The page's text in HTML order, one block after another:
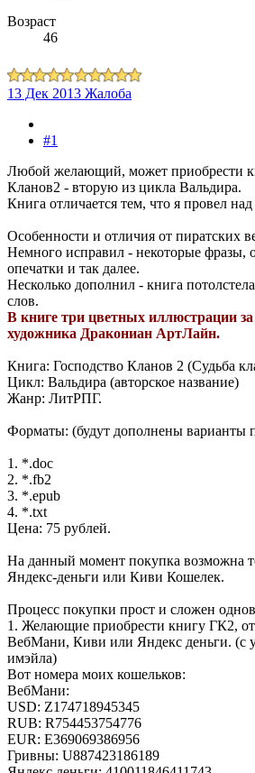
Возраст
46
13 Дек 2013 Жалоба
#1
Любой желающий, может приобрести
Кланов2 - вторую из цикла Вальдира.
Книга отличается тем, что я провел
Особенности и отличия от пиратских
Немного исправил - некоторые фразы,
опечатки и так далее.
Несколько дополнил - книга
слов.
В книге три цветных иллюстрации
художника Дракониан АртЛайн.
Книга: Господство Кланов 2 (Судьба
Цикл: Вальдира (авторское название)
Жанр: ЛитРПГ.
Форматы: (будут дополнены варианты
1. *.doc
2. *.fb2
3. *.epub
4. *.txt
Цена: 75 рублей.
На данный момент покупка возможна
Яндекс-деньги или Киви Кошелек.
Процесс покупки прост и сложен
1. Желающие приобрести книгу ГК2,
ВебМани, Киви или Яндекс деньги. (с
имэйла)
Вот номера моих кошельков:
ВебМани:
USD: Z174718945345
RUB: R754453754776
EUR: E369069386956
Гривны: U887423186189